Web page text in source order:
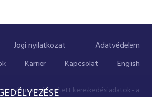
Jogi nyilatkozat
Adatvédelem
Karrier Kapcsolat English
portálon megjelenített kereskedési adatok - a